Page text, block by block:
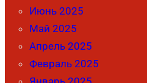
Июнь 2025
Май 2025
Апрель 2025
Февраль 2025